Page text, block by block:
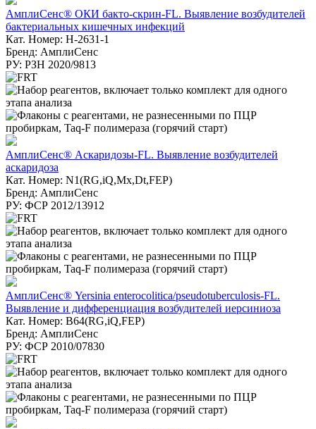
АмплиСенс® ОКИ бакто-скрин-FL. Выявление возбудителей
бактериальных кишечных инфекций
Кат. Номер: H-2631-1
Бренд: АмплиСенс
РУ: РЗН 2020/9813
АмплиСенс® Аскаридозы-FL. Выявление возбудителей
аскаридоза
Кат. Номер: N1(RG,iQ,Mx,Dt,FEP)
Бренд: АмплиСенс
РУ: ФСР 2012/13912
АмплиСенс® Yersinia enterocolitica/pseudotuberculosis-FL.
Выявление и дифференциация возбудителей иерсиниоза
Кат. Номер: B64(RG,iQ,FEP)
Бренд: АмплиСенс
РУ: ФСР 2010/07830